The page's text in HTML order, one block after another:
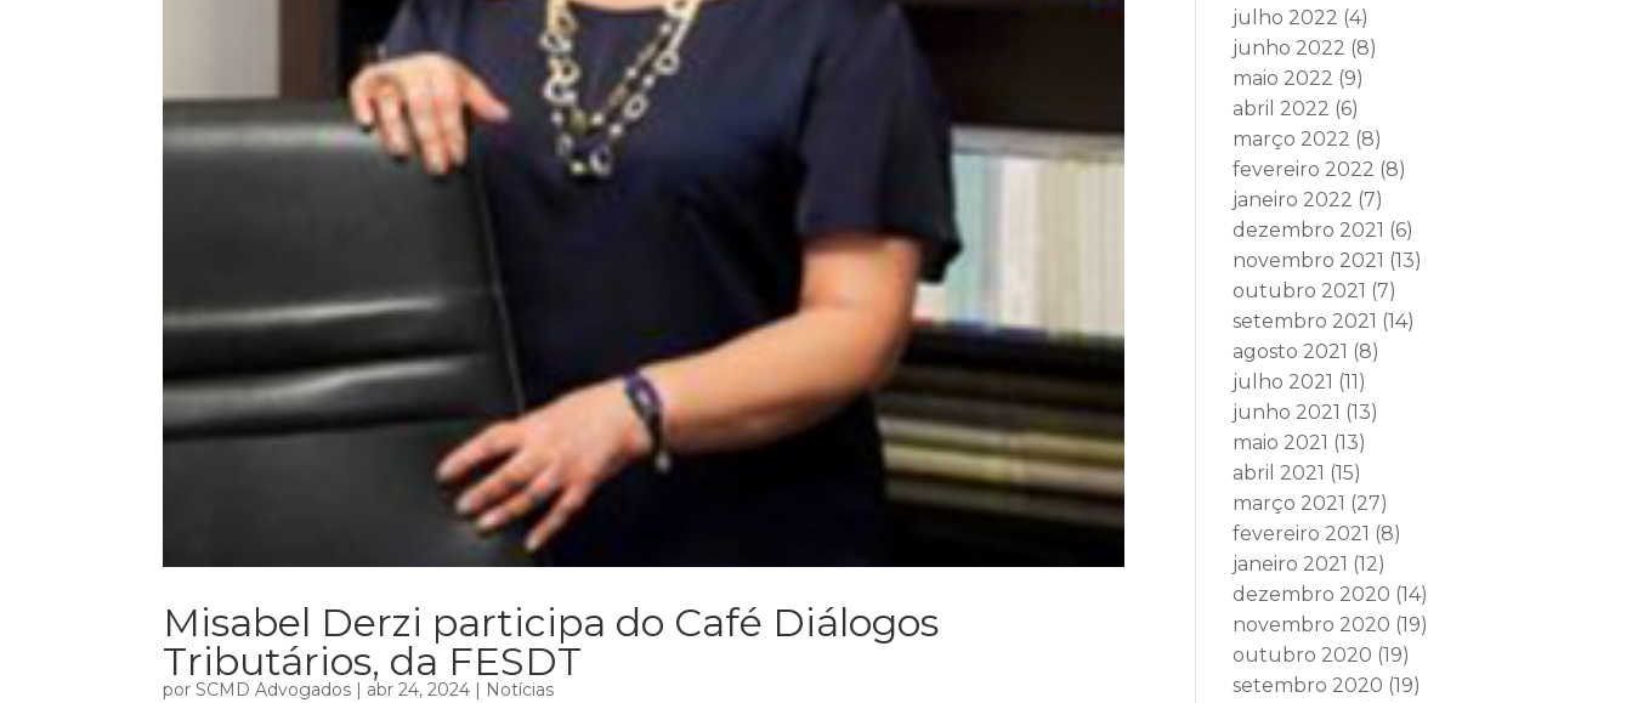
Misabel Derzi participa do Café Diálogos
Tributários, da FESDT
porSCMD Advogados | abr 24, 2024 | Notícias
julho 2022 (4)
junho 2022 (8)
maio 2022 (9)
abril 2022 (6)
março 2022 (8)
fevereiro 2022 (8)
janeiro 2022 (7)
dezembro 2021 (6)
novembro 2021 (13)
outubro 2021 (7)
setembro 2021 (14)
agosto 2021 (8)
julho 2021 (11)
junho 2021 (13)
maio 2021 (13)
abril 2021 (15)
março 2021 (27)
fevereiro 2021 (8)
janeiro 2021 (12)
dezembro 2020 (14)
novembro 2020 (19)
outubro 2020 (19)
setembro 2020 (19)